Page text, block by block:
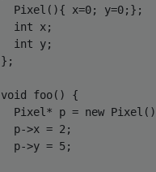
  Pixel(){ x=
0; y=0;};
int x;
int y;
};
void foo()
{
  Pixel* p =
new
  p->x =
2 ;
  p->y =
5;